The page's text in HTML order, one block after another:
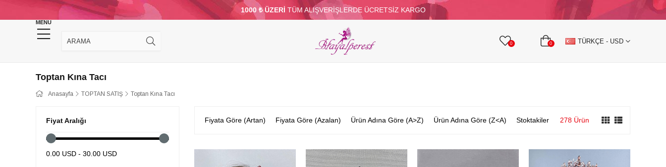
1000 ₺ ÜZERİ TÜM ALIŞVERİŞLERDE ÜCRETSİZ KARGO
MENU
0 0 TÜRKÇE - USD
KINA DÜĞÜN MALZEMELERİ TAKI MALZEMELERİ PARTİ VE SÜS MALZEMELERİ TÜY BONCUKLAR TAŞLI TEKSTİL AKSESUARLARI
TOPTAN DİĞER
Toptan Kına Tacı
Anasayfa TOPTAN SATIŞ Toptan Kına Tacı
Fiyat Aralığı
0.00 USD - 30.00 USD
Fiyata Göre (Artan) Fiyata Göre (Azalan) Ürün Adına Göre (A>Z) Ürün Adına Göre (Z<A) Stoktakiler 278 Ürün